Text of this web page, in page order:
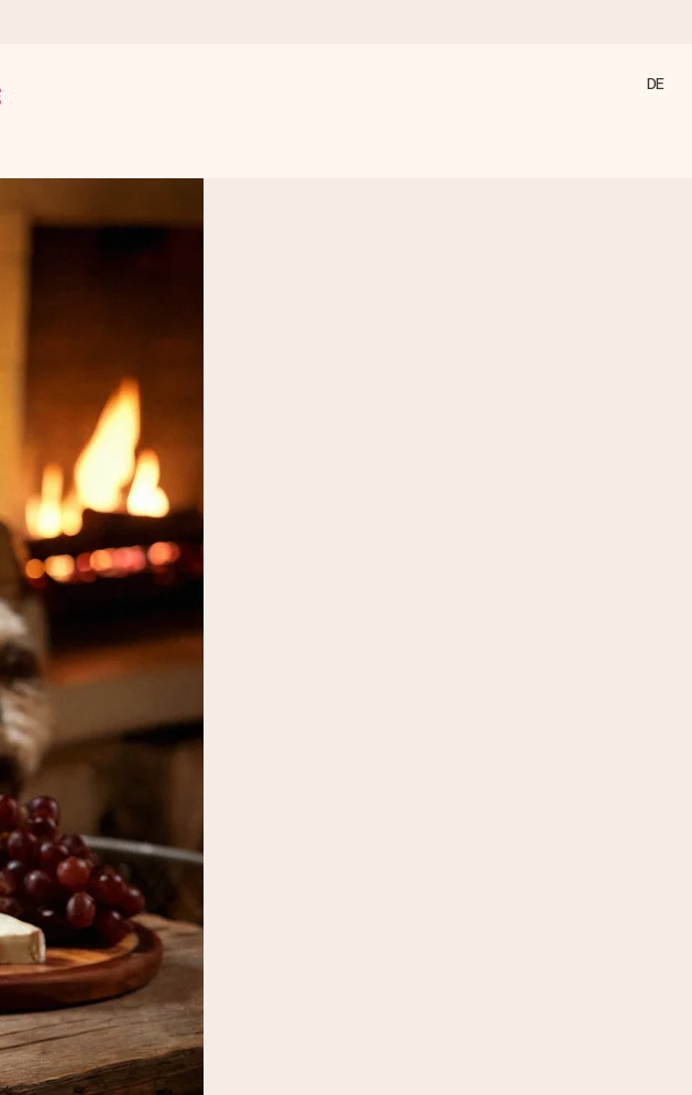
überreichen kannst, wenn es am meisten zählt.
in die wir versenden).
Herzen. Kein Stress, nur pure Liebe für den perfekten Moment.
DE